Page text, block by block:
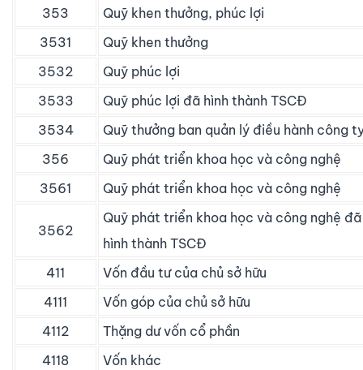
353
Quỹ khen thưởng, phúc lợi
3531
Quỹ khen thưởng
3532
Quỹ phúc lợi
3533
Quỹ phúc lợi đã hình thành TSCĐ
3534
Quỹ thưởng ban quản lý điều hành công
356
Quỹ phát triển khoa học và công nghệ
3561
Quỹ phát triển khoa học và công nghệ
3562
Quỹ phát triển khoa học và công nghệ đã
hình thành TSCĐ
411
Vốn đầu tư của chủ sở hữu
4111
Vốn góp của chủ sở hữu
4112
Thặng dư vốn cổ phần
4118
Vốn khác